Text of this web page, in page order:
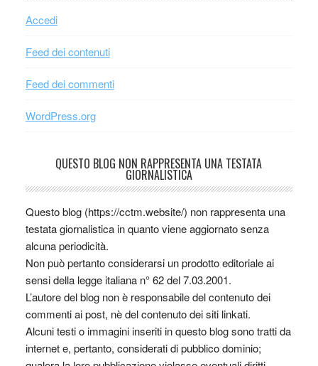
Accedi
Feed dei contenuti
Feed dei commenti
WordPress.org
QUESTO BLOG NON RAPPRESENTA UNA TESTATA
GIORNALISTICA
Questo blog (https://cctm.website/) non rappresenta una
testata giornalistica in quanto viene aggiornato senza
alcuna periodicità.
Non può pertanto considerarsi un prodotto editoriale ai
sensi della legge italiana n° 62 del 7.03.2001.
L’autore del blog non è responsabile del contenuto dei
commenti ai post, nè del contenuto dei siti linkati.
Alcuni testi o immagini inseriti in questo blog sono tratti da
internet e, pertanto, considerati di pubblico dominio;